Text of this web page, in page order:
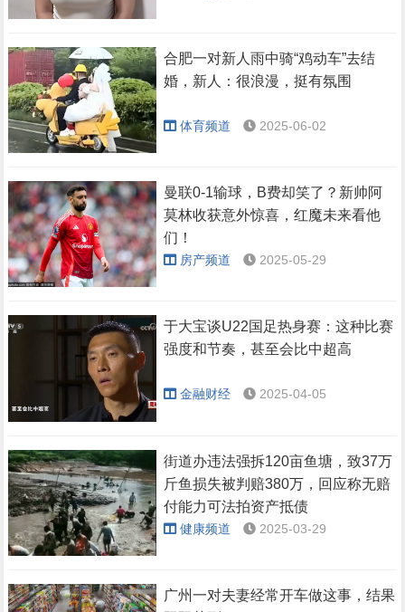
合肥一对新人雨中骑“鸡动车”去结
婚，新人：很浪漫，挺有氛围
体育频道 2025-06-02
曼联0-1输球，B费却笑了？新帅阿
莫林收获意外惊喜，红魔未来看他
们！
房产频道 2025-05-29
于大宝谈U22国足热身赛：这种比赛
强度和节奏，甚至会比中超高
金融财经 2025-04-05
街道办违法强拆120亩鱼塘，致37万
斤鱼损失被判赔380万，回应称无赔
付能力可法拍资产抵债
健康频道 2025-03-29
广州一对夫妻经常开车做这事，结果